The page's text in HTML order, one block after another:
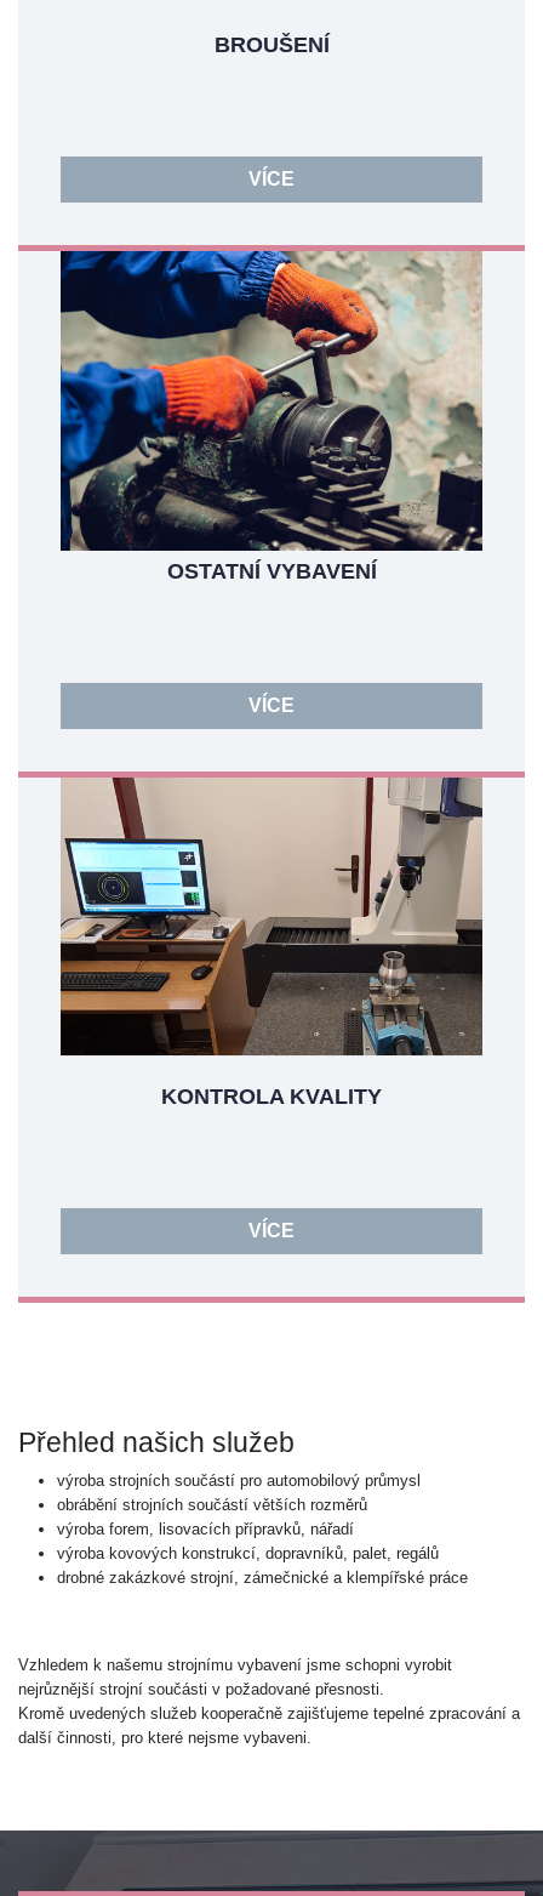
BROUŠENÍ
VÍCE
OSTATNÍ VYBAVENÍ
VÍCE
KONTROLA KVALITY
VÍCE
Přehled našich služeb
výroba strojních součástí pro automobilový průmysl
obrábění strojních součástí větších rozměrů
výroba forem, lisovacích přípravků, nářadí
výroba kovových konstrukcí, dopravníků, palet, regálů
drobné zakázkové strojní, zámečnické a klempířské práce
Vzhledem k našemu strojnímu vybavení jsme schopni vyrobit
nejrůznější strojní součásti v požadované přesnosti.
Kromě uvedených služeb kooperačně zajišťujeme tepelné zpracování a
další činnosti, pro které nejsme vybaveni.